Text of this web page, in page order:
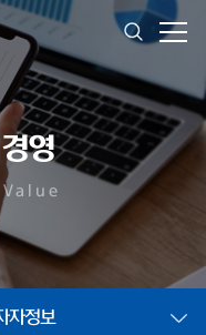
영
자정보